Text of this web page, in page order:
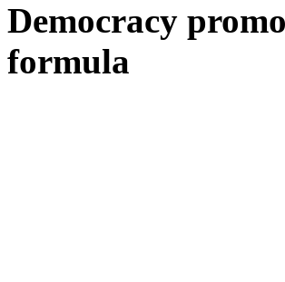
Democracy
formula